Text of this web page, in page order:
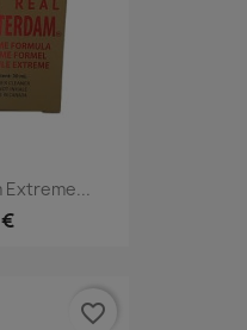
Extreme...
favorite_border